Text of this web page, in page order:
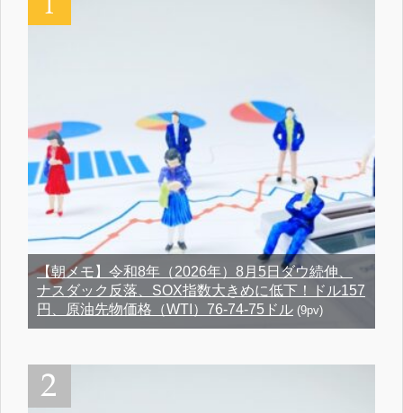
【朝メモ】令和8年（2026年）8月5日ダウ続伸、
ナスダック反落、SOX指数大きめに低下！ドル157
円、原油先物価格（WTI）76-74-75ドル (9pv)